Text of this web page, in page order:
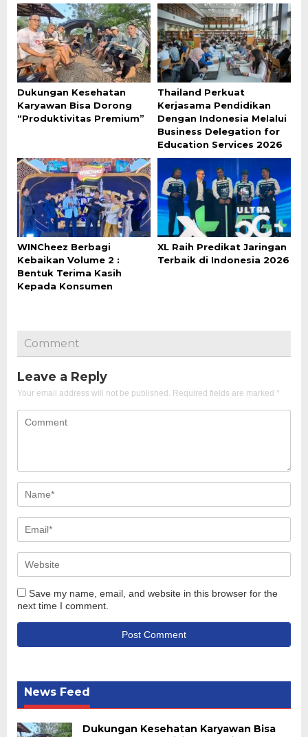
Dukungan Kesehatan
Karyawan Bisa Dorong
“Produktivitas Premium”
Thailand Perkuat
Kerjasama Pendidikan
Dengan Indonesia Melalui
Business Delegation for
Education Services 2026
WINCheez Berbagi
Kebaikan Volume 2 :
Bentuk Terima Kasih
Kepada Konsumen
XL Raih Predikat Jaringan
Terbaik di Indonesia 2026
Comment
Leave a Reply
Your email address will not be published. Required fields are marked *
Save my name, email, and website in this browser for the
next time I comment.
News Feed
Dukungan Kesehatan Karyawan Bisa